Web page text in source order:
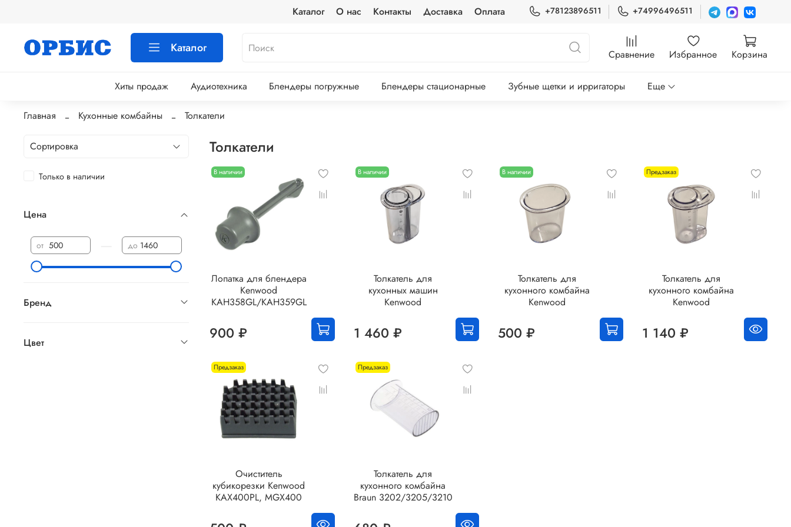
Каталог О нас Контакты Доставка Оплата +78123896511 +74996496511
Каталог Сравнение Избранное Корзина
Хиты продаж Аудиотехника Блендеры погружные Блендеры стационарные Зубные щетки и ирригаторы Еще
Главная Кухонные комбайны Толкатели
Толкатели
В наличии
Лопатка для блендера
Kenwood
KAH358GL/KAH359GL
900 ₽
В наличии
Толкатель для
кухонных машин
Kenwood
1 460 ₽
В наличии
Толкатель для
кухонного комбайна
Kenwood
500 ₽
Предзаказ
Толкатель для
кухонного комбайна
Kenwood
1 140 ₽
Предзаказ
Очиститель
кубикорезки Kenwood
KAX400PL, MGX400
Предзаказ
Толкатель для
кухонного комбайна
Braun 3202/3205/3210
Только в наличии
Цена
от до
Бренд
Цвет